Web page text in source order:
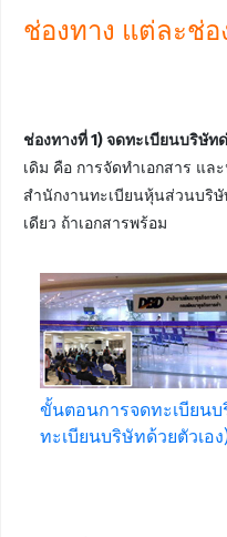
ช่องทาง แต่ละช่
ช่องทางที่ 1) จดทะเบียนบริษัท
เดิม คือ การจัดทำเอกสาร แ
สำนักงานทะเบียนหุ้นส่วนบริษั
เดียว ถ้าเอกสารพร้อม
ขั้นตอนการจดทะเบียนบ
ทะเบียนบริษัทด้วยตัวเอง